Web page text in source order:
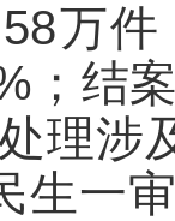
万
；结
理涉
生一